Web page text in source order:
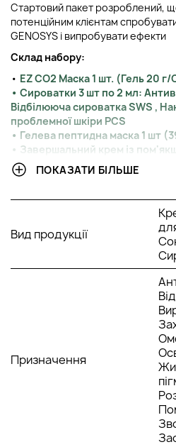
Стартовий пакет розроблений,
потенційним клієнтам
GENOSYS і випробувати ефекти
Склад набору:
• EZ CO2 Маска 1 шт. (Гель 20 г/
• Сироватки 3 шт по 2 мл:
Відбілююча сироватка SWS ,
проблемної шкіри PCS
• Гелева пептидна маска 1 шт
• Завершальний крем із
•Сонцезахисний крем (4 г)
Крок 1 EZ CO2 Маска - Ретельно
обличчя. Відкрийте гель,
допомогою лопатки. Відкрийте
обличчя маскою. Зачекайте 5-
та акуратно вмийте обличчя,
Не наносити на відкриті рани
Крок 2 - Нанести коригувальні
Крок 3 – Нанести гелеву
Крок 4 – Нанести
Крок 5 – Нанести
ПОКАЗАТИ БІЛЬШЕ
Вид продукції
Призначення